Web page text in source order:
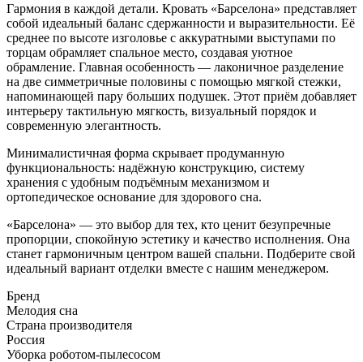
Гармония в каждой детали. Кровать «Барселона» представляет
собой идеальный баланс сдержанности и выразительности. Её
среднее по высоте изголовье с аккуратными выступами по
торцам обрамляет спальное место, создавая уютное
обрамление. Главная особенность — лаконичное разделение
на две симметричные половины с помощью мягкой стежки,
напоминающей пару больших подушек. Этот приём добавляет
интерьеру тактильную мягкость, визуальный порядок и
современную элегантность.
Минималистичная форма скрывает продуманную
функциональность: надёжную конструкцию, систему
хранения с удобным подъёмным механизмом и
ортопедическое основание для здорового сна.
«Барселона» — это выбор для тех, кто ценит безупречные
пропорции, спокойную эстетику и качество исполнения. Она
станет гармоничным центром вашей спальни. Подберите свой
идеальный вариант отделки вместе с нашим менеджером.
Бренд
Мелодия сна
Страна производителя
Россия
Уборка роботом-пылесосом